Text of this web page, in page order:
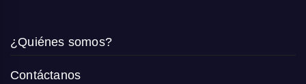
¿Quiénes somos?
Contáctanos